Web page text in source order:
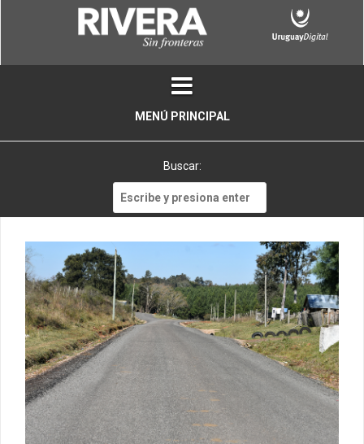
MENÚ PRINCIPAL
Buscar: